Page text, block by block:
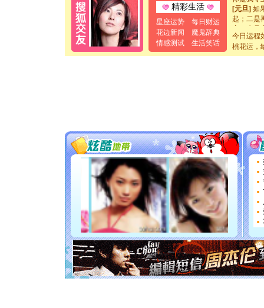
精彩生活
星座运势
每日财运
花边新闻
魔鬼辞典
情感测试
生活笑话
[元旦]如
起；二是
离。水晶
[元旦]当
泣，这痛
卖了。水
你太多，
要平安
[圣诞节]
能正大
都要快乐
[圣诞节]
如意,快
[元旦]
看
断电。
你是我
[元旦]如
起；二是
离。水晶
[元旦]当
泣，这痛
今日运程
桃花运，